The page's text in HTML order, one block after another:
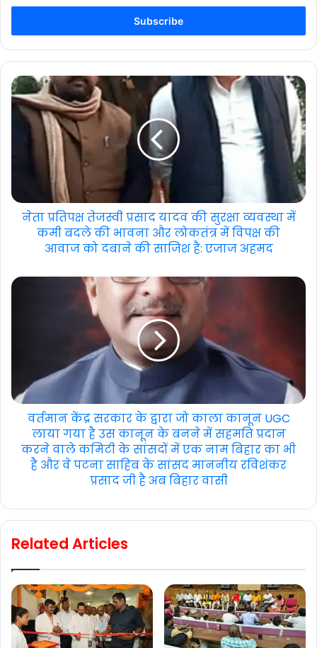
Email
नेता प्रतिपक्ष तेजस्वी प्रसाद यादव की सुरक्षा व्यवस्था में
कमी बदले की भावना और लोकतंत्र में विपक्ष की
आवाज को दबाने की साजिश है: एजाज अहमद
वर्तमान केंद्र सरकार के द्वारा जो काला कानून UGC
लाया गया है उस कानून के बनने में सहमति प्रदान
करने वाले कमिटी के सांसदों में एक नाम बिहार का भी
है और वे पटना साहिब के सांसद माननीय रविशंकर
प्रसाद जी है अब बिहार वासी
Related Articles